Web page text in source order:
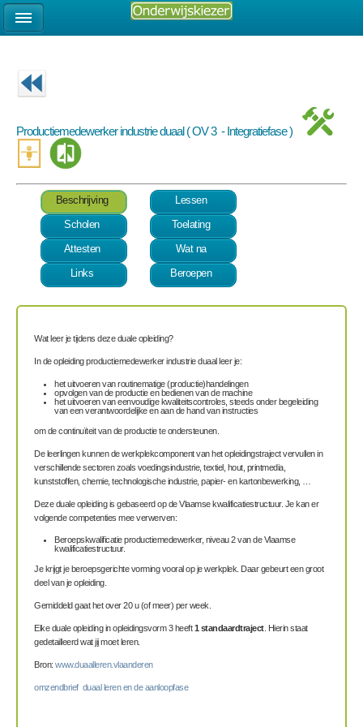
Productiemedewerker industrie duaal ( OV 3 - Integratiefase )
Beschrijving
Lessen
Scholen
Toelating
Attesten
Wat na
Links
Beroepen
Wat leer je tijdens deze duale opleiding?
In de opleiding productiemedewerker industrie duaal leer je:
het uitvoeren van routinematige (productie)handelingen
opvolgen van de productie en bedienen van de machine
het uitvoeren van eenvoudige kwaliteitscontroles, steeds onder begeleiding
van een verantwoordelijke en aan de hand van instructies
om de continuïteit van de productie te ondersteunen.
De leerlingen kunnen de werkplekcomponent van het opleidingstraject vervullen in
verschillende sectoren zoals voedingsindustrie, textiel, hout, printmedia,
kunststoffen, chemie, technologische industrie, papier- en kartonbewerking, …
Deze duale opleiding is gebaseerd op de Vlaamse kwalificatiestructuur. Je kan er
volgende competenties mee verwerven:
Beroepskwalificatie productiemedewerker, niveau 2 van de Vlaamse
kwalificatiestructuur.
Je krijgt je beroepsgerichte vorming vooral op je werkplek. Daar gebeurt een groot
deel van je opleiding.
Gemiddeld gaat het over 20 u (of meer) per week.
Elke duale opleiding in opleidingsvorm 3 heeft1 standaardtraject. Hierin staat
gedetailleerd wat jij moet leren.
Bron: www.duaalleren.vlaanderen
omzendbrief duaal leren en de aanloopfase